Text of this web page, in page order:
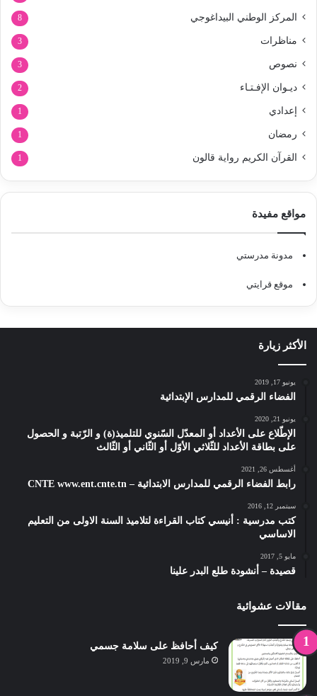
المركز الوطني البيداغوجي 8
مناظرات 3
نصوص 3
ديـوان الإفـتـاء 2
إعدادي 1
رمضان 1
القرآن الكريم رواية قالون 1
مواقع مفيدة
مدونة مدرستي
موقع قرايتي
الأكثر زيارة
يونيو 17, 2019
الفضاء الرقمي للمدارس الإبتدائية
يونيو 21, 2020
الإطّلاع على الأعداد أو المعدّل السّنوي للتلميذ(ة) و الرّتبة و الحصول
على بطاقة الأعداد للثّلاثي الأوّل أو الثّاني أو الثّالث
أغسطس 26, 2021
رابط الفضاء الرقمي للمدارس الابتدائية – CNTE www.ent.cnte.tn
سبتمبر 12, 2016
كتب مدرسية : أنيسي كتاب القراءة لتلاميذ السنة الاولى من التعليم
الاساسي
مايو 5, 2017
قصيدة – أنشودة طلع البدر علينا
مقالات عشوائية
كيف أحافظ على سلامة جسمي
مارس 9, 2019